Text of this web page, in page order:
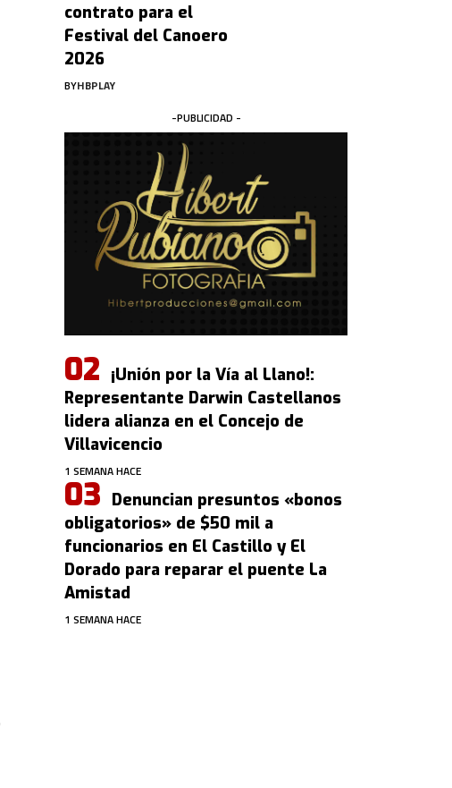
contrato para el
Festival del Canoero
2026
BYHBPLAY
-PUBLICIDAD -
¡Unión por la Vía al Llano!:
Representante Darwin Castellanos
lidera alianza en el Concejo de
Villavicencio
1 SEMANA HACE
Denuncian presuntos «bonos
obligatorios» de $50 mil a
funcionarios en El Castillo y El
Dorado para reparar el puente La
Amistad
1 SEMANA HACE